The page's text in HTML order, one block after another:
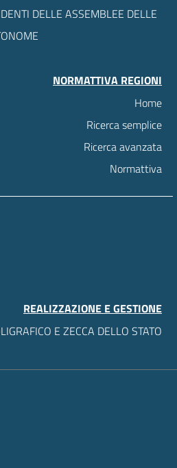
DELLE ASSEMBLEE DELLE
NORMATTIVA REGIONI
Home
Ricerca semplice
Ricerca avanzata
Normattiva
REALIZZAZIONE E GESTIONE
E ZECCA DELLO STATO